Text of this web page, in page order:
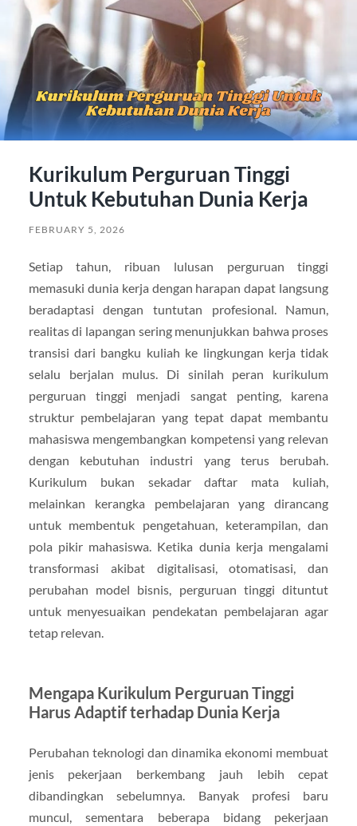
Kurikulum Perguruan Tinggi
Untuk Kebutuhan Dunia Kerja
FEBRUARY 5, 2026
Setiap tahun, ribuan lulusan perguruan tinggi
memasuki dunia kerja dengan harapan dapat langsung
beradaptasi dengan tuntutan profesional. Namun,
realitas di lapangan sering menunjukkan bahwa proses
transisi dari bangku kuliah ke lingkungan kerja tidak
selalu berjalan mulus. Di sinilah peran kurikulum
perguruan tinggi menjadi sangat penting, karena
struktur pembelajaran yang tepat dapat membantu
mahasiswa mengembangkan kompetensi yang relevan
dengan kebutuhan industri yang terus berubah.
Kurikulum bukan sekadar daftar mata kuliah,
melainkan kerangka pembelajaran yang dirancang
untuk membentuk pengetahuan, keterampilan, dan
pola pikir mahasiswa. Ketika dunia kerja mengalami
transformasi akibat digitalisasi, otomatisasi, dan
perubahan model bisnis, perguruan tinggi dituntut
untuk menyesuaikan pendekatan pembelajaran agar
tetap relevan.
Mengapa Kurikulum Perguruan Tinggi
Harus Adaptif terhadap Dunia Kerja
Perubahan teknologi dan dinamika ekonomi membuat
jenis pekerjaan berkembang jauh lebih cepat
dibandingkan sebelumnya. Banyak profesi baru
muncul, sementara beberapa bidang pekerjaan